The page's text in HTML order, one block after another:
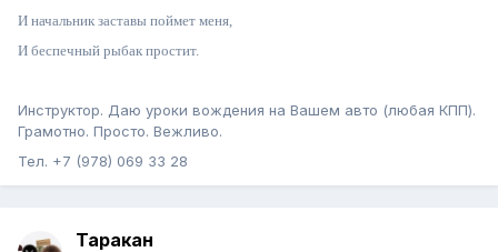
И начальник заставы поймет меня,
И беспечный рыбак простит.
Инструктор. Даю уроки вождения на Вашем авто (любая КПП).
Грамотно. Просто. Вежливо.
Тел. +7 (978) 069 33 28
Таракан